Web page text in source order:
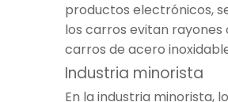
productos electrónicos,
los carros evitan
carros de acero
Industria minorista
En la industria minorista,